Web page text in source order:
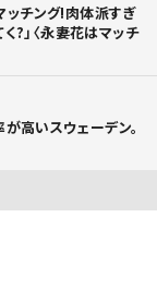
ッチング!肉体派すぎ
?」〈永妻花はマッチ
高いスウェーデン。